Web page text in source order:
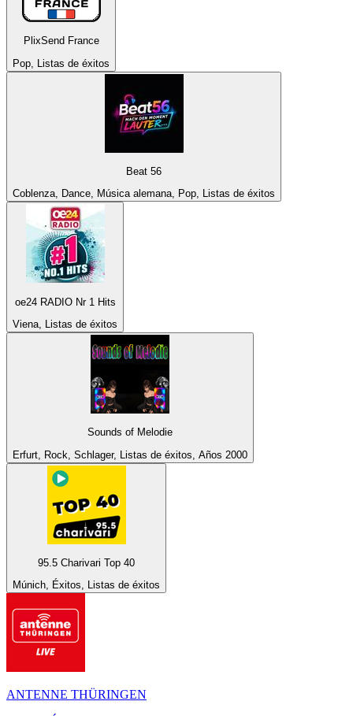
PlixSend France
Pop, Listas de éxitos
Beat 56
Coblenza, Dance, Música alemana, Pop, Listas de éxitos
oe24 RADIO Nr 1 Hits
Viena, Listas de éxitos
Sounds of Melodie
Erfurt, Rock, Schlager, Listas de éxitos, Años 2000
95.5 Charivari Top 40
Múnich, Éxitos, Listas de éxitos
ANTENNE THÜRINGEN